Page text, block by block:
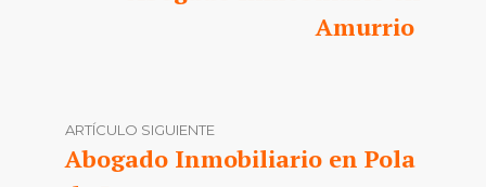
Amurrio
ARTÍCULO SIGUIENTE
Abogado Inmobiliario en Pola